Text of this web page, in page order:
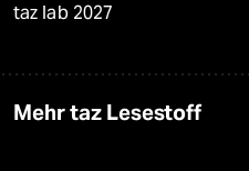
taz lab 2027
Mehr taz Lesestoff